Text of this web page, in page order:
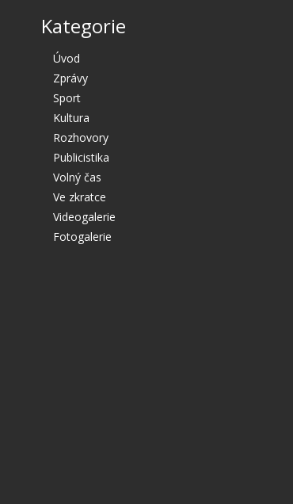
Kategorie
Úvod
Zprávy
Sport
Kultura
Rozhovory
Publicistika
Volný čas
Ve zkratce
Videogalerie
Fotogalerie